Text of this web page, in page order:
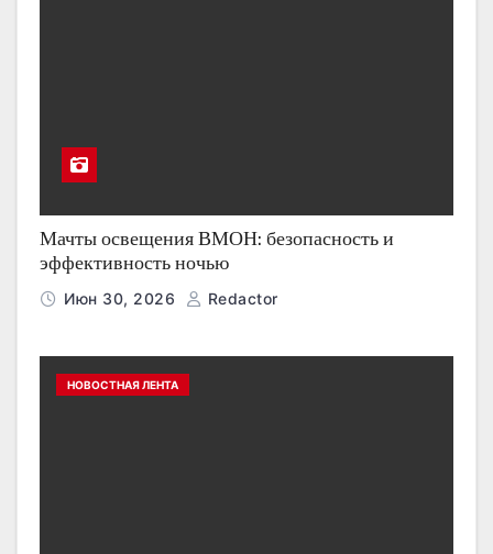
Мачты освещения ВМОН: безопасность и
эффективность ночью
Июн 30, 2026 Redactor
НОВОСТНАЯ ЛЕНТА